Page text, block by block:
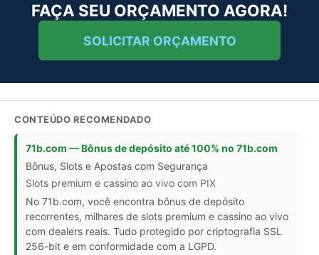
FAÇA SEU ORÇAMENTO AGORA!
SOLICITAR ORÇAMENTO
CONTEÚDO RECOMENDADO
71b.com — Bônus de depósito até 100% no 71b.com
Bônus, Slots e Apostas com Segurança
Slots premium e cassino ao vivo com PIX
No 71b.com, você encontra bônus de depósito
recorrentes, milhares de slots premium e cassino ao vivo
com dealers reais. Tudo protegido por criptografia SSL
256-bit e em conformidade com a LGPD.